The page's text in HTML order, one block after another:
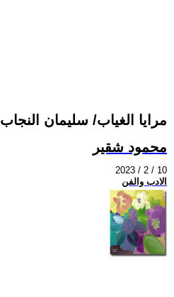
مرايا الغياب/ سليمان النجاب12
محمود شقير
2023 / 2 / 10
الادب والفن